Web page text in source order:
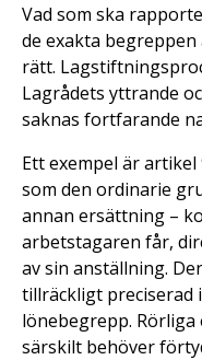
Vad som ska
de exakta
rätt.
Lagrådets yttrande
saknas fortfarande
Ett exempel är
som den ordinarie
annan ersättning –
arbetstagaren får,
av sin anställning.
tillräckligt preciserad
lönebegrepp.
särskilt behöver